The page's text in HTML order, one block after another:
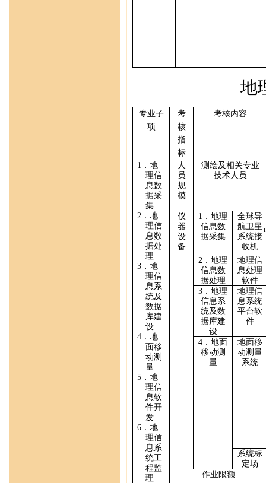
地
专业子
项
考
核
指
标
考核内容
1 ．地
理信
息数
据采
集
2 ．地
理信
息数
据处
理
3 ．地
理信
息系
统及
数据
库建
设
4 ．地
面移
动测
量
5 ．地
理信
息软
件开
发
6 ．地
理信
息系
统工
程监
理
人
员
规
模
测绘及相关专业
技术人员
仪
器
设
备
1 ． 地理
信息数
据采集
全球导
航卫星
系统接
收机
2 ．地理
信息数
据处理
地理信
息处理
软件
3 ． 地理
信息系
统及数
据库建
设
地理信
息系统
平台软
件
4 ． 地面
移动测
量
地面移
动测量
系统
系统标
定场
作业限额